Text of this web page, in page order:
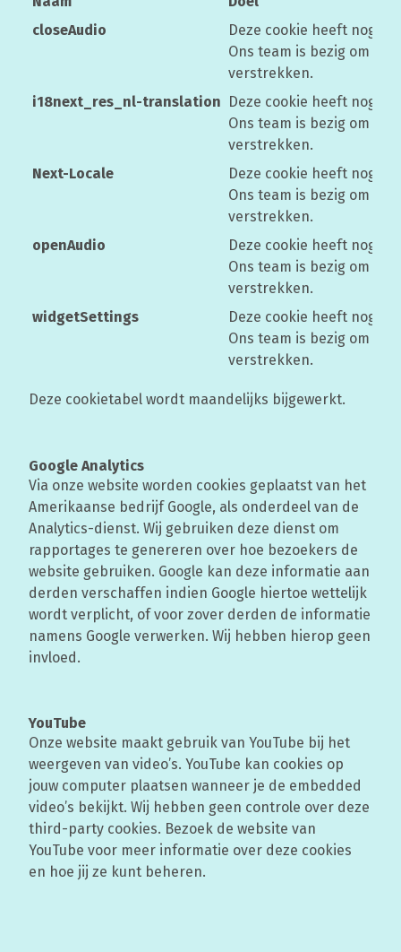
closeAudio
Deze cookie heeft nog
Ons team is bezig om
verstrekken.
i18next_res_nl-translation Deze cookie heeft nog
Ons team is bezig om
verstrekken.
Next-Locale
Deze cookie heeft nog
Ons team is bezig om
verstrekken.
openAudio
Deze cookie heeft nog
Ons team is bezig om
verstrekken.
widgetSettings
Deze cookie heeft nog
Ons team is bezig om
verstrekken.
Deze cookietabel wordt maandelijks bijgewerkt.
Google Analytics
Via onze website worden cookies geplaatst van het
Amerikaanse bedrijf Google, als onderdeel van de
Analytics-dienst. Wij gebruiken deze dienst om
rapportages te genereren over hoe bezoekers de
website gebruiken. Google kan deze informatie aan
derden verschaffen indien Google hiertoe wettelijk
wordt verplicht, of voor zover derden de informatie
namens Google verwerken. Wij hebben hierop geen
invloed.
YouTube
Onze website maakt gebruik van YouTube bij het
weergeven van video’s. YouTube kan cookies op
jouw computer plaatsen wanneer je de embedded
video’s bekijkt. Wij hebben geen controle over deze
third-party cookies. Bezoek de website van
YouTube voor meer informatie over deze cookies
en hoe jij ze kunt beheren.